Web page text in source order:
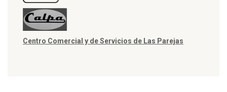
Centro Comercial y de Servicios de Las Parejas